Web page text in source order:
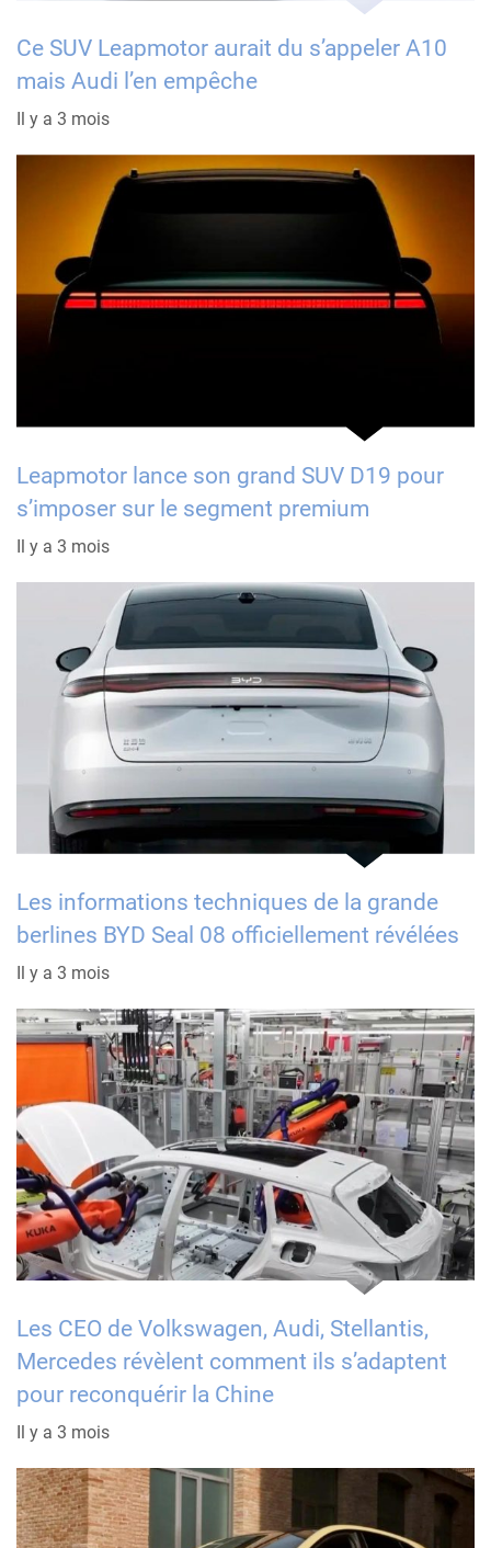
Ce SUV Leapmotor aurait du s’appeler A10
mais Audi l’en empêche
Il y a 3 mois
Leapmotor lance son grand SUV D19 pour
s’imposer sur le segment premium
Il y a 3 mois
Les informations techniques de la grande
berlines BYD Seal 08 officiellement révélées
Il y a 3 mois
Les CEO de Volkswagen, Audi, Stellantis,
Mercedes révèlent comment ils s’adaptent
pour reconquérir la Chine
Il y a 3 mois